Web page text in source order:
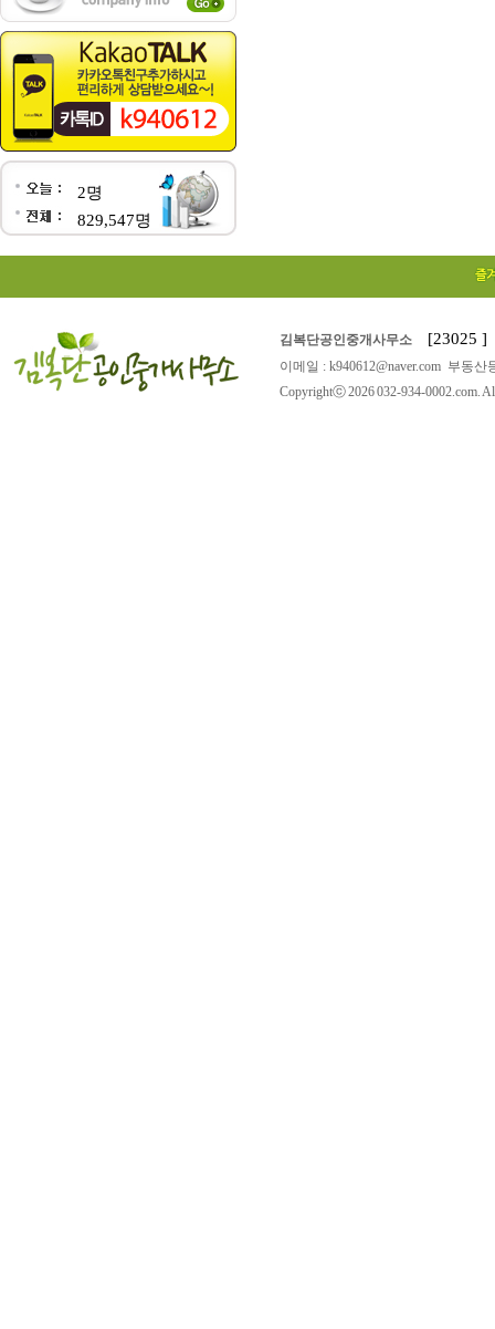
2명
829,547명
김복단공인중개사무소 [23025 ]
이메일 : k940612@naver.com 부동
Copyrightⓒ 2026 032-934-0002.com.